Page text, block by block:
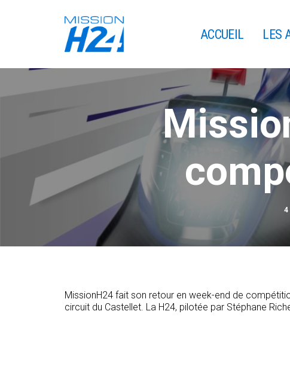
ACCUEIL LES
4
MissionH24 fait son retour en week-end de
circuit du Castellet. La H24, pilotée par Stéphane